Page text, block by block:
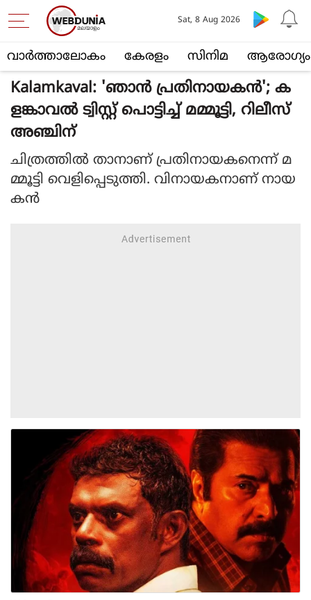
വാര്‍ത്താലോകം കേരളം സിനിമ ആരോഗ്യം
Sat, 8 Aug 2026
Kalamkaval: 'ഞാന്‍ പ്രതിനായകന്‍'; ക
ളങ്കാവല്‍ ട്വിസ്റ്റ് പൊട്ടിച്ച് മമ്മൂട്ടി, റിലീസ്
അഞ്ചിന്
ചിത്രത്തില്‍ താനാണ് പ്രതിനായകനെന്ന് മ
മ്മൂട്ടി വെളിപ്പെടുത്തി. വിനായകനാണ് നായ
കന്‍